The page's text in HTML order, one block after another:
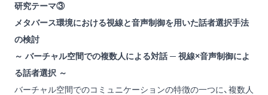
研究テーマ③
メタバース環境における視線と音声制御を用いた話者選択手法
の検討
～ バーチャル空間での複数人による対話 ─ 視線×音声制御によ
る話者選択 ～
バーチャル空間でのコミュニケーションの特徴の一つに、複数人